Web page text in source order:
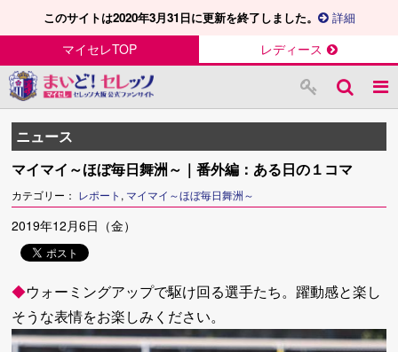
このサイトは2020年3月31日に更新を終了しました。 詳細
マイセレTOP レディース
ニュース
マイマイ～ほぼ毎日舞洲～｜番外編：ある日の１コマ
カテゴリー： レポート , マイマイ～ほぼ毎日舞洲～
2019年12月6日（金）
◆ウォーミングアップで駆け回る選手たち。躍動感と楽し
そうな表情をお楽しみください。